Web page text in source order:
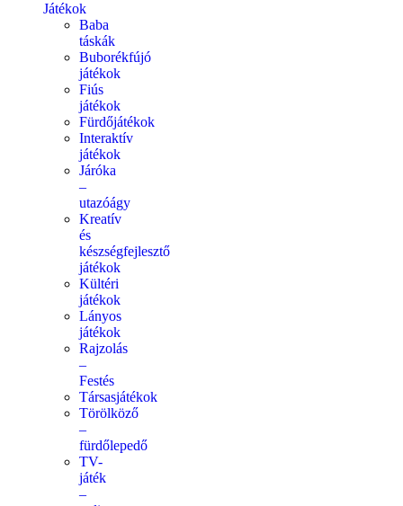
Játékok
Baba
táskák
Buborékfújó
játékok
Fiús
játékok
Fürdőjátékok
Interaktív
játékok
Járóka
–
utazóágy
Kreatív
és
készségfejlesztő
játékok
Kültéri
játékok
Lányos
játékok
Rajzolás
–
Festés
Társasjátékok
Törölköző
–
fürdőlepedő
TV-
játék
–